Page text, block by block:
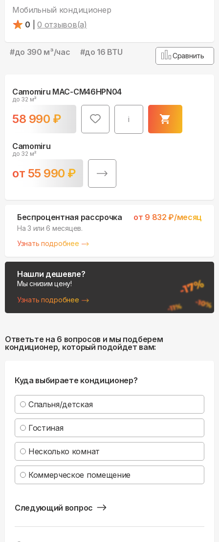
Мобильный кондиционер
0
0 отзывов(а)
#до 390 м³/чаc #до 16 BTU Сравнить
Camomiru MAC-CM46HPN04
до 32 м²
58 990 ₽ i
Camomiru
до 32 м²
от 55 990 ₽
Беспроцентная рассрочка от 9 832 ₽/месяц
На 3 или 6 месяцев.
Узнать подробнее
Нашли дешевле?
Мы снизим цену!
Узнать подробнее
Ответьте на 6 вопросов и мы подберем
кондиционер, который подойдет вам:
Куда выбираете кондиционер?
Спальня/детская
Гостиная
Несколько комнат
Коммерческое помещение
Следующий вопрос